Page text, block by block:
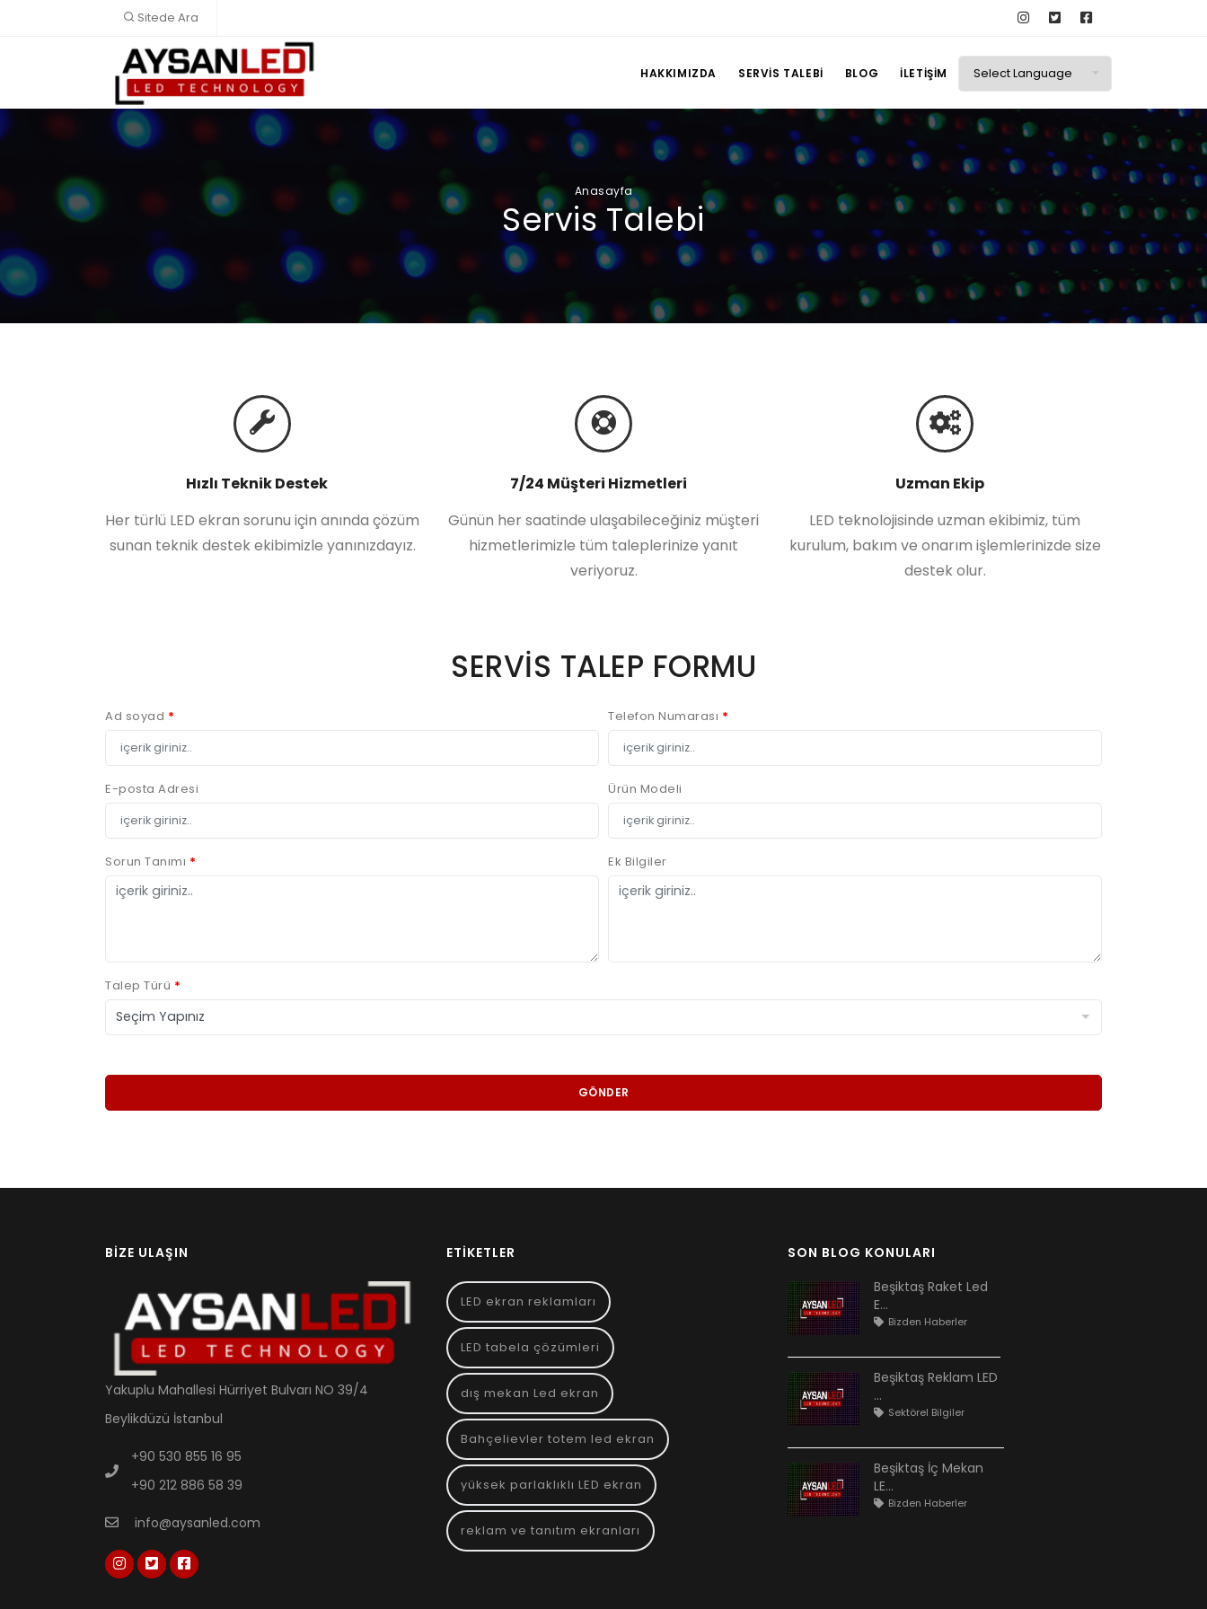
Sitede Ara
HAKKIMIZDA SERVIS TALEBI BLOG İLETIŞIM
Anasayfa
Servis Talebi
Hızlı Teknik Destek
Her türlü LED ekran sorunu için anında çözüm
sunan teknik destek ekibimizle yanınızdayız.
7/24 Müşteri Hizmetleri
Günün her saatinde ulaşabileceğiniz müşteri
hizmetlerimizle tüm taleplerinize yanıt
veriyoruz.
Uzman Ekip
LED teknolojisinde uzman ekibimiz, tüm
kurulum, bakım ve onarım işlemlerinizde size
destek olur.
SERVİS TALEP FORMU
Ad soyad * Telefon Numarası *
E-posta Adresi Ürün Modeli
Sorun Tanımı * Ek Bilgiler
Talep Türü *
GÖNDER
BIZE ULAŞIN
Yakuplu Mahallesi Hürriyet Bulvarı NO 39/4
Beylikdüzü İstanbul
+90 530 855 16 95
+90 212 886 58 39
info@aysanled.com
ETIKETLER
LED ekran reklamları
LED tabela çözümleri
dış mekan Led ekran
Bahçelievler totem led ekran
yüksek parlaklıklı LED ekran
reklam ve tanıtım ekranları
SON BLOG KONULARI
Beşiktaş Raket Led
E...
Bizden Haberler
Beşiktaş Reklam LED
...
Sektörel Bilgiler
Beşiktaş İç Mekan
LE...
Bizden Haberler